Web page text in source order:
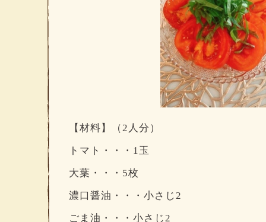
【材料】（2人分）
トマト・・・1玉
大葉・・・5枚
濃口醤油・・・小さじ2
ごま油・・・小さじ2